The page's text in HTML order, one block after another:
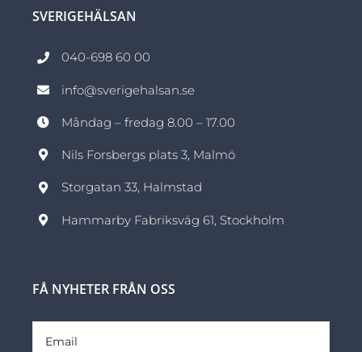
SVERIGEHÄLSAN
040-698 60 00
info@sverigehalsan.se
Måndag – fredag 8.00 – 17.00
Nils Forsbergs plats 3, Malmö
Storgatan 33, Halmstad
Hammarby Fabriksväg 61, Stockholm
FÅ NYHETER FRÅN OSS